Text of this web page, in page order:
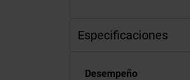
Especificaciones
Desempeño